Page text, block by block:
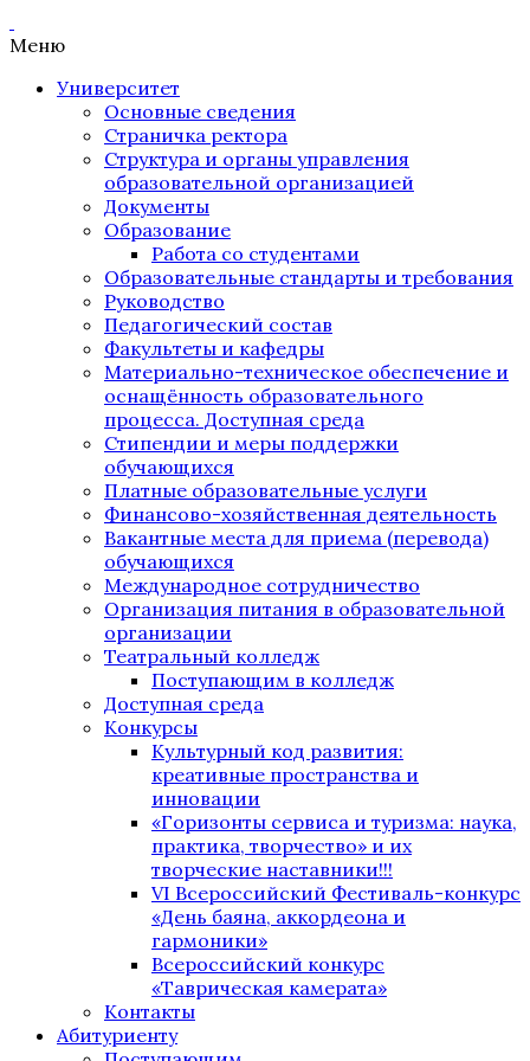
Меню
Университет
Основные сведения
Страничка ректора
Структура и органы управления
образовательной организацией
Документы
Образование
Работа со студентами
Образовательные стандарты и требования
Руководство
Педагогический состав
Факультеты и кафедры
Материально-техническое обеспечение и
оснащённость образовательного
процесса. Доступная среда
Стипендии и меры поддержки
обучающихся
Платные образовательные услуги
Финансово-хозяйственная деятельность
Вакантные места для приема (перевода)
обучающихся
Международное сотрудничество
Организация питания в образовательной
организации
Театральный колледж
Поступающим в колледж
Доступная среда
Конкурсы
Культурный код развития:
креативные пространства и
инновации
«Горизонты сервиса и туризма: наука,
практика, творчество» и их
творческие наставники!!!
VI Всероссийский Фестиваль-конкурс
«День баяна, аккордеона и
гармоники»
Всероссийский конкурс
«Таврическая камерата»
Контакты
Абитуриенту